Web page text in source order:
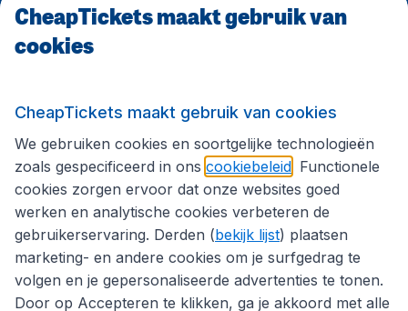
Internationale sites
Volg CheapTickets.nl
CheapTickets maakt gebruik van
cookies
CheapTickets maakt gebruik van cookies
We gebruiken cookies en soortgelijke technologieën
zoals gespecificeerd in ons cookiebeleid . Functionele
cookies zorgen ervoor dat onze websites goed
werken en analytische cookies verbeteren de
gebruikerservaring. Derden (bekijk lijst) plaatsen
marketing- en andere cookies om je surfgedrag te
volgen en je gepersonaliseerde advertenties te tonen.
Door op Accepteren te klikken, ga je akkoord met alle